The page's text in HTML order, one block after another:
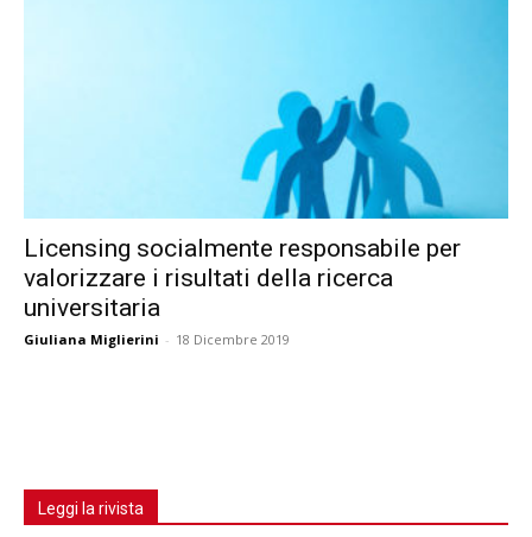
Licensing socialmente responsabile per
valorizzare i risultati della ricerca
universitaria
Giuliana Miglierini - 18 Dicembre 2019
Leggi la rivista